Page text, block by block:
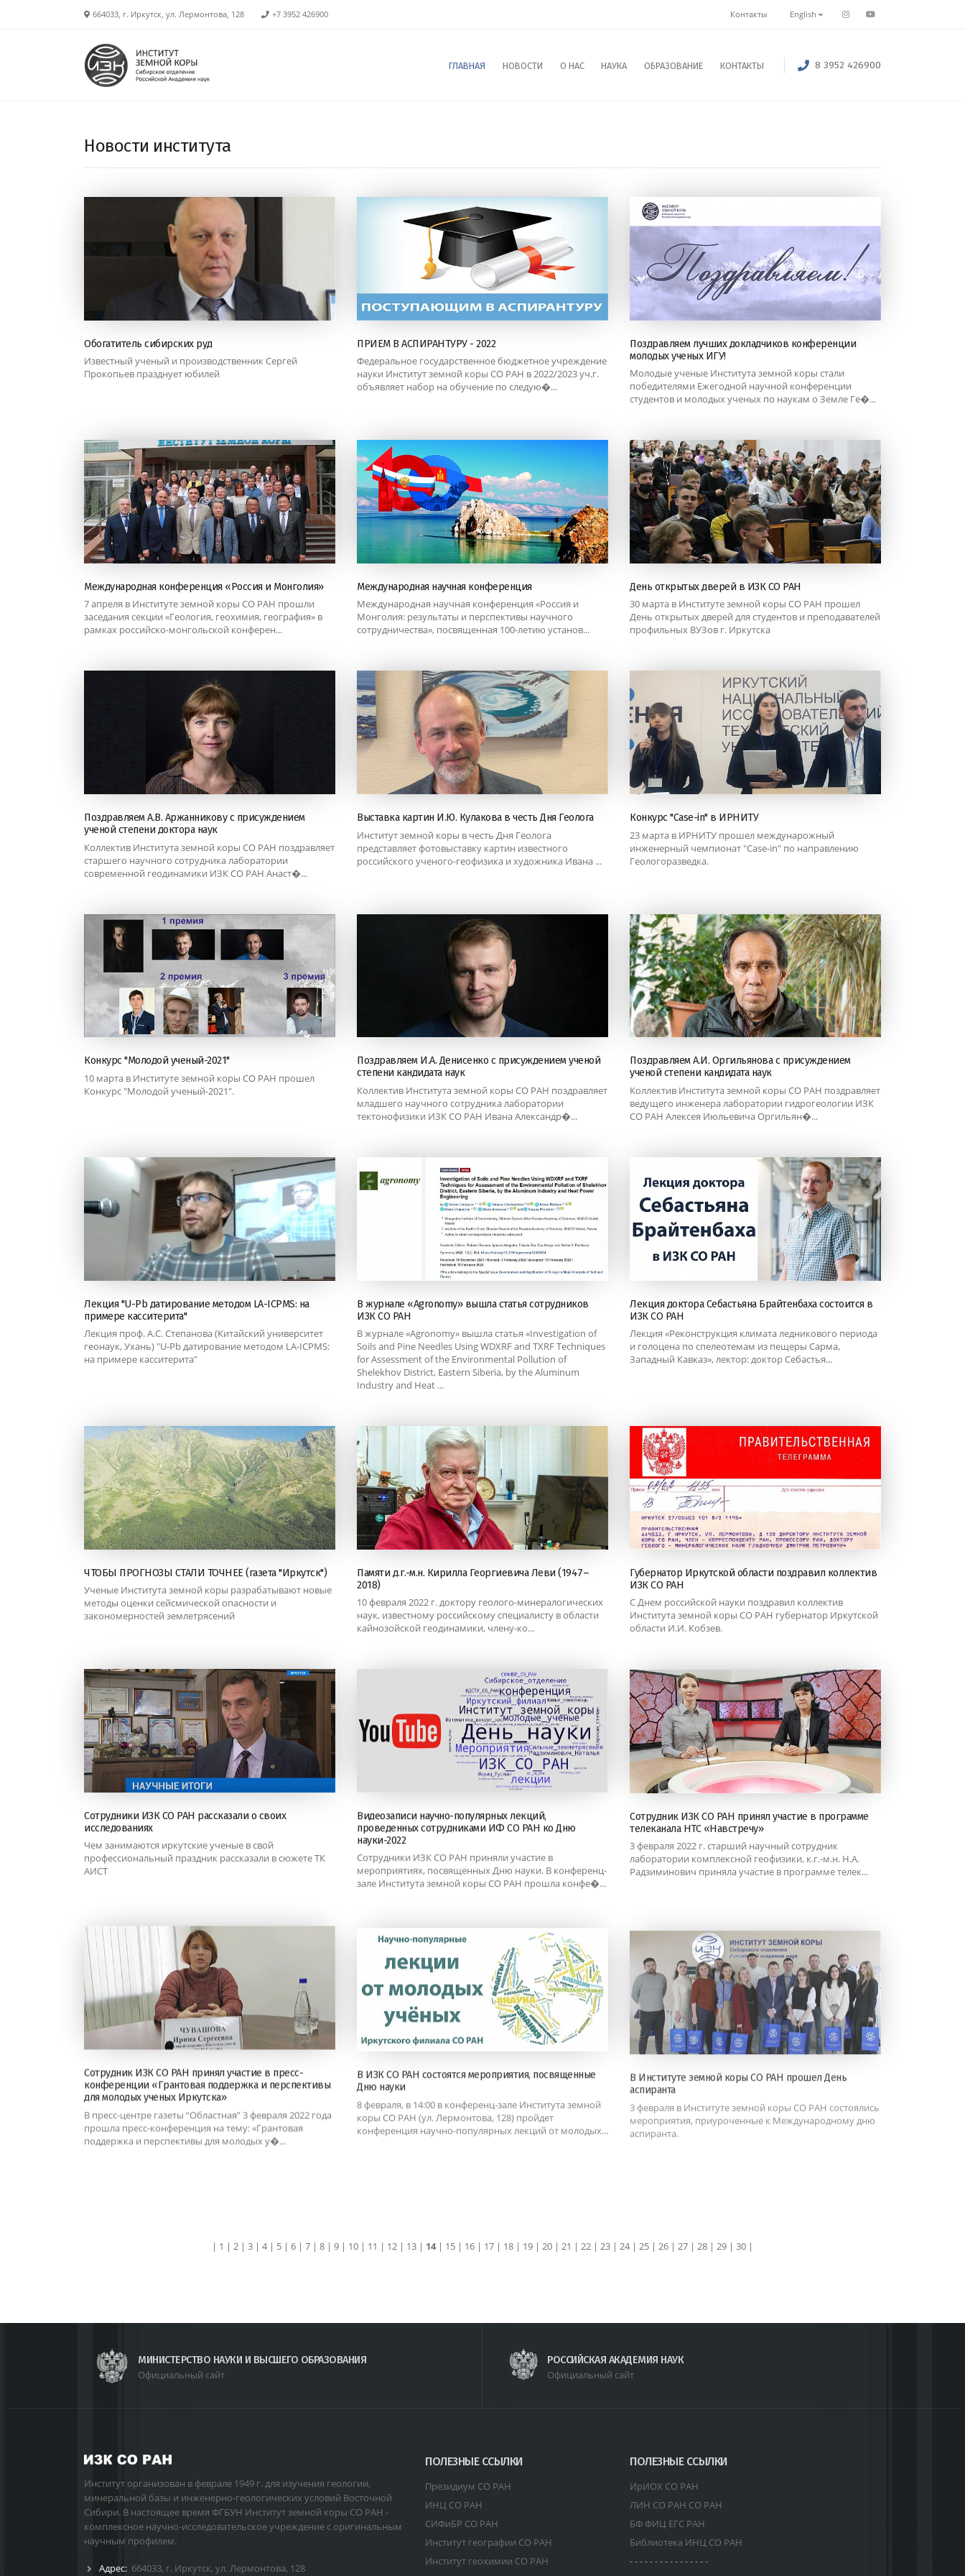
664033, г. Иркутск, ул. Лермонтова, 128 +7 3952 426900 Контакты English
ГЛАВНАЯ НОВОСТИ О НАС НАУКА ОБРАЗОВАНИЕ КОНТАКТЫ 8 3952 426900
Новости института
Обогатитель сибирских руд
Известный ученый и производственник Сергей
Прокопьев празднует юбилей
ПРИЕМ В АСПИРАНТУРУ - 2022
Федеральное государственное бюджетное учреждение
науки Институт земной коры СО РАН в 2022/2023 уч.г.
объявляет набор на обучение по следую�...
Поздравляем лучших докладчиков конференции
молодых ученых ИГУ!
Молодые ученые Института земной коры стали
победителями Ежегодной научной конференции
студентов и молодых ученых по наукам о Земле Ге�...
Международная конференция «Россия и Монголия»
7 апреля в Институте земной коры СО РАН прошли
заседания секции «Геология, геохимия, география» в
рамках российско-монгольской конферен...
Международная научная конференция
Международная научная конференция «Россия и
Монголия: результаты и перспективы научного
сотрудничества», посвященная 100-летию установ...
День открытых дверей в ИЗК СО РАН
30 марта в Институте земной коры СО РАН прошел
День открытых дверей для студентов и преподавателей
профильных ВУЗов г. Иркутска
Поздравляем А.В. Аржанникову с присуждением
ученой степени доктора наук
Коллектив Института земной коры СО РАН поздравляет
старшего научного сотрудника лаборатории
современной геодинамики ИЗК СО РАН Анаст�...
Выставка картин И.Ю. Кулакова в честь Дня Геолога
Институт земной коры в честь Дня Геолога
представляет фотовыставку картин известного
российского ученого-геофизика и художника Ивана ...
Конкурс "Case-in" в ИРНИТУ
23 марта в ИРНИТУ прошел междунарожный
инженерный чемпионат "Case-in" по направлению
Геологоразведка.
Конкурс "Молодой ученый-2021"
10 марта в Институте земной коры СО РАН прошел
Конкурс "Молодой ученый-2021".
Поздравляем И.А. Денисенко с присуждением ученой
степени кандидата наук
Коллектив Института земной коры СО РАН поздравляет
младшего научного сотрудника лаборатории
тектонофизики ИЗК СО РАН Ивана Александр�...
Поздравляем А.И. Оргильянова с присуждением
ученой степени кандидата наук
Коллектив Института земной коры СО РАН поздравляет
ведущего инженера лаборатории гидрогеологии ИЗК
СО РАН Алексея Июльевича Оргильян�...
Лекция "U-Pb датирование методом LA-ICPMS: на
примере касситерита"
Лекция проф. А.С. Степанова (Китайский университет
геонаук, Ухань) "U-Pb датирование методом LA-ICPMS:
на примере касситерита"
В журнале «Agronomy» вышла статья сотрудников
ИЗК СО РАН
В журнале «Agronomy» вышла статья «Investigation of
Soils and Pine Needles Using WDXRF and TXRF Techniques
for Assessment of the Environmental Pollution of
Shelekhov District, Eastern Siberia, by the Aluminum
Industry and Heat ...
Лекция доктора Себастьяна Брайтенбаха состоится в
ИЗК СО РАН
Лекция «Реконструкция климата ледникового периода
и голоцена по спелеотемам из пещеры Сарма,
Западный Кавказ», лектор: доктор Себастья...
ЧТОБЫ ПРОГНОЗЫ СТАЛИ ТОЧНЕЕ (газета "Иркутск")
Ученые Института земной коры разрабатывают новые
методы оценки сейсмической опасности и
закономерностей землетрясений
Памяти д.г.-м.н. Кирилла Георгиевича Леви (1947–
2018)
10 февраля 2022 г. доктору геолого-минералогических
наук, известному российскому специалисту в области
кайнозойской геодинамики, члену-ко...
Губернатор Иркутской области поздравил коллектив
ИЗК СО РАН
С Днем российской науки поздравил коллектив
Института земной коры СО РАН губернатор Иркутской
области И.И. Кобзев.
Сотрудники ИЗК СО РАН рассказали о своих
исследованиях
Чем занимаются иркутские ученые в свой
профессиональный праздник рассказали в сюжете ТК
АИСТ
Видеозаписи научно-популярных лекций,
проведенных сотрудниками ИФ СО РАН ко Дню
науки-2022
Сотрудники ИЗК СО РАН приняли участие в
мероприятиях, посвященных Дню науки. В конференц-
зале Института земной коры СО РАН прошла конфе�...
Сотрудник ИЗК СО РАН принял участие в программе
телеканала НТС «Навстречу»
3 февраля 2022 г. старший научный сотрудник
лаборатории комплексной геофизики, к.г.-м.н. Н.А.
Радзиминович приняла участие в программе телек...
Сотрудник ИЗК СО РАН принял участие в пресс-
конференции «Грантовая поддержка и перспективы
для молодых ученых Иркутска»
В пресс-центре газеты “Областная” 3 февраля 2022 года
прошла пресс-конференция на тему: «Грантовая
поддержка и перспективы для молодых у�...
В ИЗК СО РАН состоятся мероприятия, посвященные
Дню науки
8 февраля, в 14:00 в конференц-зале Института земной
коры СО РАН (ул. Лермонтова, 128) пройдет
конференция научно-популярных лекций от молодых...
В Институте земной коры СО РАН прошел День
аспиранта
3 февраля в Институте земной коры СО РАН состоялись
мероприятия, приуроченные к Международному дню
аспиранта.
| 1 | 2 | 3 | 4 | 5 | 6 | 7 | 8 | 9 | 10 | 11 | 12 | 13 | 14| 15 | 16 | 17 | 18 | 19 | 20 | 21 | 22 | 23 | 24 | 25 | 26 | 27 | 28 | 29 | 30 |
МИНИСТЕРСТВО НАУКИ И ВЫСШЕГО ОБРАЗОВАНИЯ
Официальный сайт
РОССИЙСКАЯ АКАДЕМИЯ НАУК
Официальный сайт
Институт организован в феврале 1949 г. для изучения геологии,
минеральной базы и инженерно-геологических условий Восточной
Сибири. В настоящее время ФГБУН Институт земной коры СО РАН -
комплексное научно-исследовательское учреждение с оригинальным
научным профилем.
Адрес: 664033, г. Иркутск, ул. Лермонтова, 128
ПОЛЕЗНЫЕ ССЫЛКИ
Президиум СО РАН
ИНЦ СО РАН
СИФиБР СО РАН
Институт географии СО РАН
Институт геохимии СО РАН
ПОЛЕЗНЫЕ ССЫЛКИ
ИрИОХ СО РАН
ЛИН СО РАН СО РАН
БФ ФИЦ ЕГС РАН
Библиотека ИНЦ СО РАН
- - - - - - - - - - - - - - - -